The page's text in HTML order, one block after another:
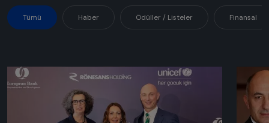
Tümü Haber Ödüller / Listeler Finansal